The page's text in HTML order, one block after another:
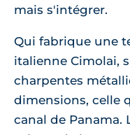
mais s'intégrer.
Qui fabrique une
italienne Cimolai,
charpentes
dimensions, celle
canal de Panama.